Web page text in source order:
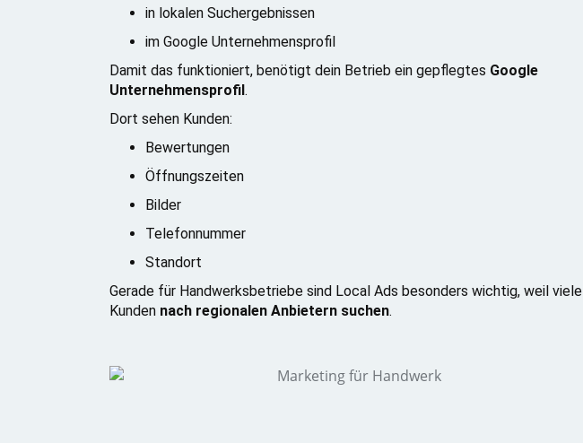
in lokalen Suchergebnissen
im Google Unternehmensprofil
Damit das funktioniert, benötigt dein Betrieb ein gepflegtes Google
Unternehmensprofil .
Dort sehen Kunden:
Bewertungen
Öffnungszeiten
Bilder
Telefonnummer
Standort
Gerade für Handwerksbetriebe sind Local Ads besonders wichtig, weil viele
Kunden nach regionalen Anbietern suchen.